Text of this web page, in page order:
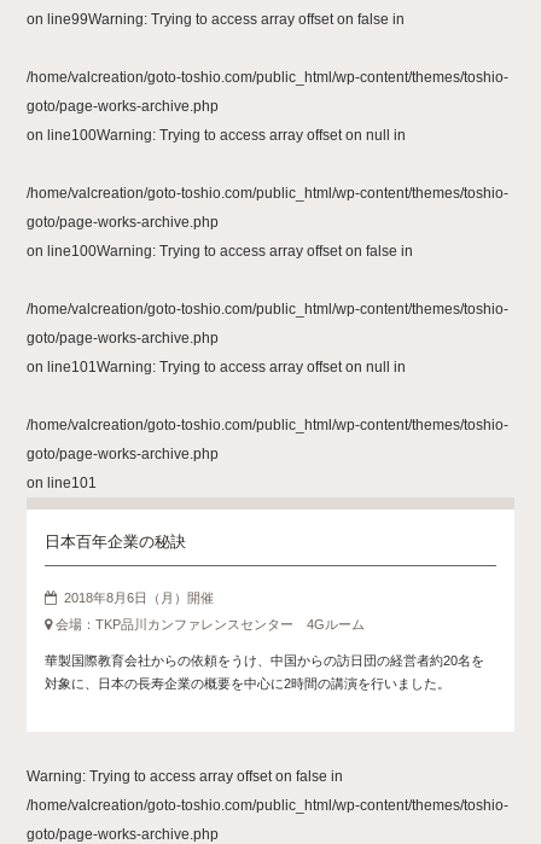
on line99Warning: Trying to access array offset on false in
/home/valcreation/goto-toshio.com/public_html/wp-content/themes/toshio-
goto/page-works-archive.php
on line100Warning: Trying to access array offset on null in
/home/valcreation/goto-toshio.com/public_html/wp-content/themes/toshio-
goto/page-works-archive.php
on line100Warning: Trying to access array offset on false in
/home/valcreation/goto-toshio.com/public_html/wp-content/themes/toshio-
goto/page-works-archive.php
on line101Warning: Trying to access array offset on null in
/home/valcreation/goto-toshio.com/public_html/wp-content/themes/toshio-
goto/page-works-archive.php
on line101
日本百年企業の秘訣
2018年8月6日（月）開催
会場：TKP品川カンファレンスセンター 4Gルーム
華製国際教育会社からの依頼をうけ、中国からの訪日団の経営者約20名を
対象に、日本の長寿企業の概要を中心に2時間の講演を行いました。
Warning: Trying to access array offset on false in
/home/valcreation/goto-toshio.com/public_html/wp-content/themes/toshio-
goto/page-works-archive.php